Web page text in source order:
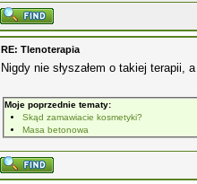
RE: Tlenoterapia
Nigdy nie słyszałem o takiej terapii,
Moje poprzednie tematy:
Skąd zamawiacie kosmetyki?
Masa betonowa